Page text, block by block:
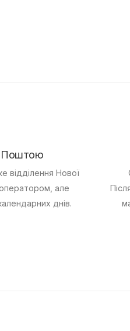
Поштою
відділення Нової
оператором, але
днів.